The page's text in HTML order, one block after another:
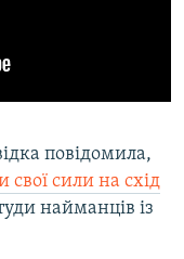
повідомила,
свої сили на схід
найманців із